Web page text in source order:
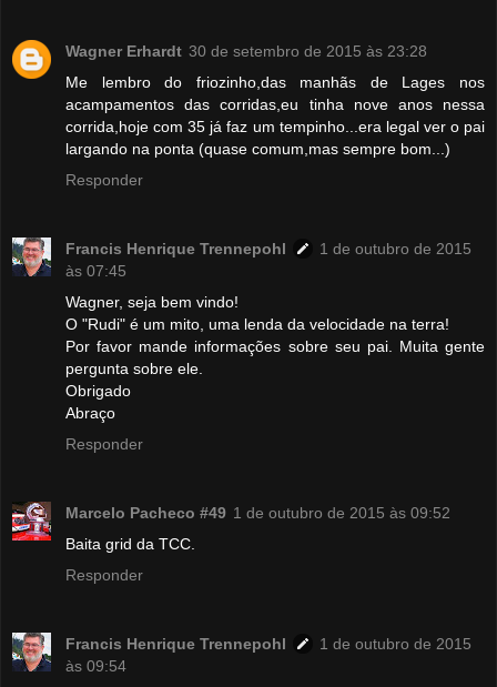
Wagner Erhardt 30 de setembro de 2015 às 23:28
Me lembro do friozinho,das manhãs de Lages nos
acampamentos das corridas,eu tinha nove anos nessa
corrida,hoje com 35 já faz um tempinho...era legal ver o pai
largando na ponta (quase comum,mas sempre bom...)
Responder
Francis Henrique Trennepohl
1 de outubro de 2015
às 07:45
Wagner, seja bem vindo!
O "Rudi" é um mito, uma lenda da velocidade na terra!
Por favor mande informações sobre seu pai. Muita gente
pergunta sobre ele.
Obrigado
Abraço
Responder
Marcelo Pacheco #49 1 de outubro de 2015 às 09:52
Baita grid da TCC.
Responder
Francis Henrique Trennepohl
1 de outubro de 2015
às 09:54